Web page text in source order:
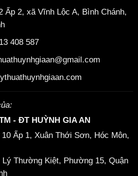
Ấp 2, xã Vĩnh Lộc A, Bình Chánh,
408 587
- ĐT HUỲNH GIA AN
10 Ấp 1, Xuân Thới Sơn, Hóc Môn,
Lý Thường Kiệt, Phường 15, Quận